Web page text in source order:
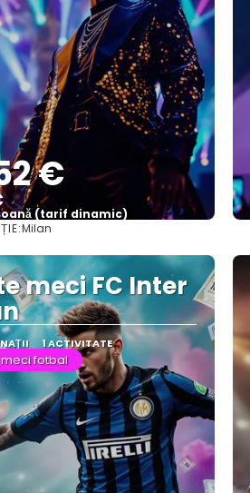
€
(tarif dinamic)
Vezi mai multe
Milan
meci FC Inter
1 ACTIVITATE
fotbal